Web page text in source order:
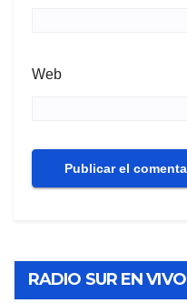
Web
RADIO SUR EN VIVO